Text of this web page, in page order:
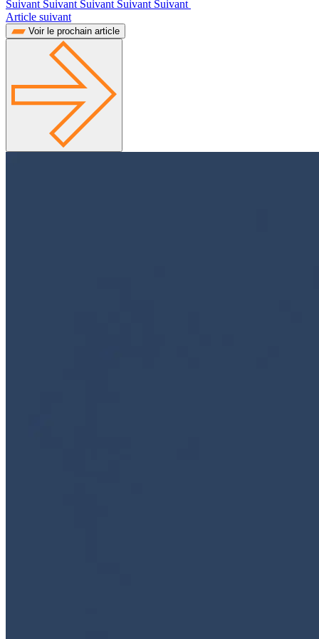
Suivant Suivant Suivant Suivant Suivant
Article suivant
Voir le prochain article